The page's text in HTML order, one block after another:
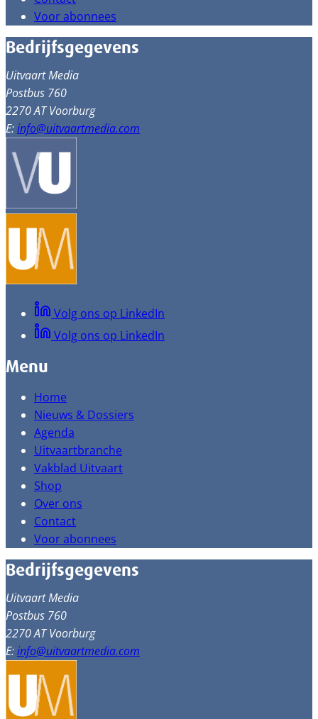
Voor abonnees
Bedrijfsgegevens
Uitvaart Media
Postbus 760
2270 AT Voorburg
E:info@uitvaartmedia.com
Volg ons op LinkedIn
Volg ons op LinkedIn
Menu
Home
Nieuws & Dossiers
Agenda
Uitvaartbranche
Vakblad Uitvaart
Shop
Over ons
Contact
Voor abonnees
Bedrijfsgegevens
Uitvaart Media
Postbus 760
2270 AT Voorburg
E:info@uitvaartmedia.com